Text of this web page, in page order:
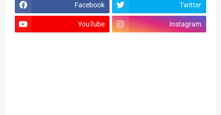
Facebook Twitter
YouTube Instagram